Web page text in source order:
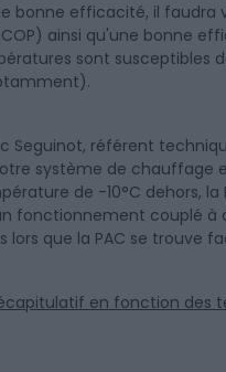
bonne efficacité, il
ainsi qu'une bonne
sont susceptibles
Seguinot, référent
système de chauffage
de -10°C dehors,
fonctionnement couplé
lors que la PAC se trouve
en fonction des